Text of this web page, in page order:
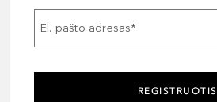
El. pašto adresas*
REGISTRUOTIS